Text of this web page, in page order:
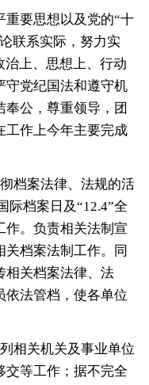
重要思想以及党的“十
联系实际，努力实
治上、思想上、行动
守党纪国法和遵守机
公，尊重领导，团
工作上今年主要完成
档案法律、法规的活
际档案日及“12.4”全
作。负责相关法制宣
档案法制工作。同
相关档案法律、法
依法管档，使各单位
相关机关及事业单位
交等工作；据不完全